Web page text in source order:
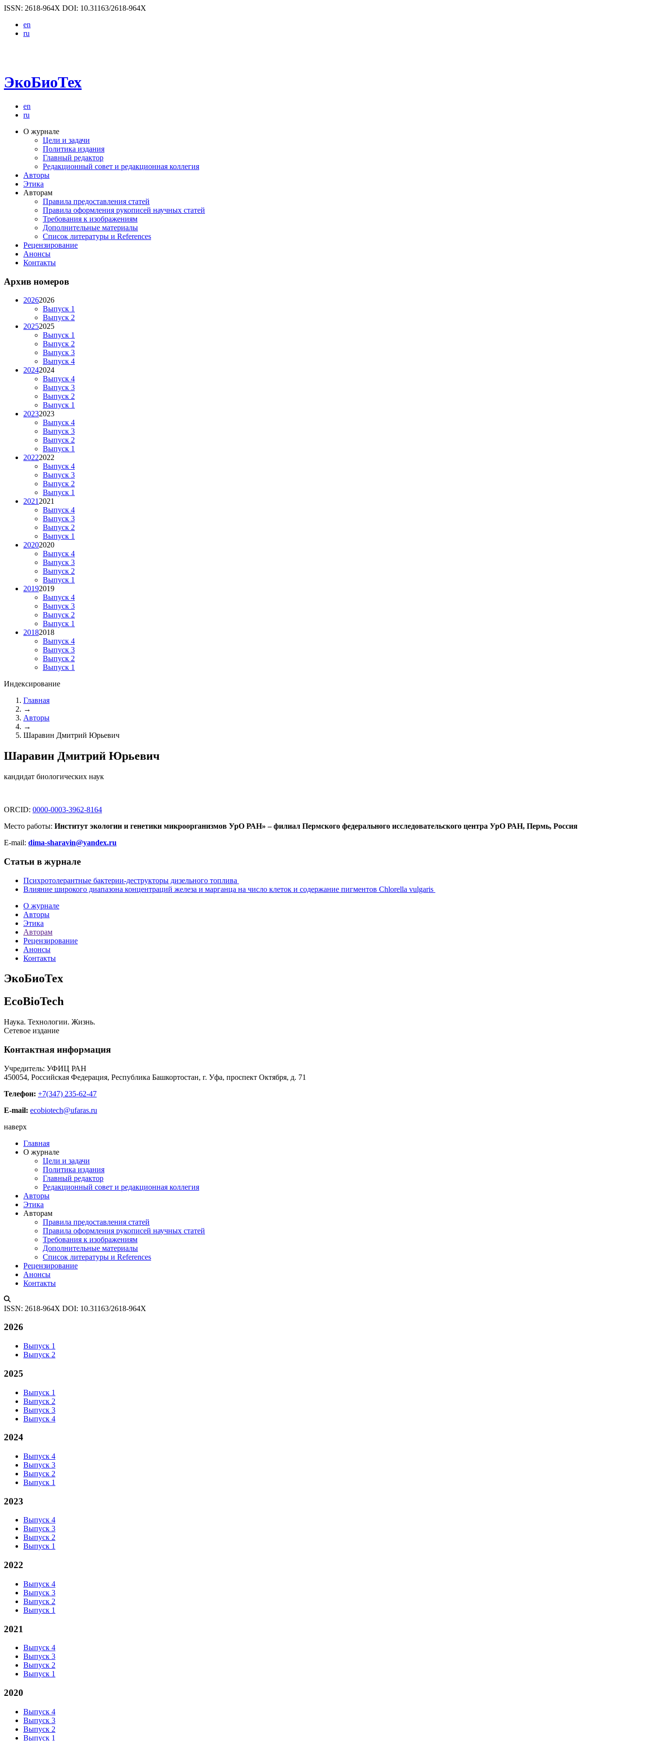
ISSN: 2618-964X DOI: 10.31163/2618-964X
en
ru
ЭкоБиоТех
en
ru
О журнале
Цели и задачи
Политика издания
Главный редактор
Редакционный совет и редакционная коллегия
Авторы
Этика
Авторам
Правила предоставления статей
Правила оформления рукописей научных статей
Требования к изображениям
Дополнительные материалы
Список литературы и References
Рецензирование
Анонсы
Контакты
Архив номеров
20262026
Выпуск 1
Выпуск 2
20252025
Выпуск 1
Выпуск 2
Выпуск 3
Выпуск 4
20242024
Выпуск 4
Выпуск 3
Выпуск 2
Выпуск 1
20232023
Выпуск 4
Выпуск 3
Выпуск 2
Выпуск 1
20222022
Выпуск 4
Выпуск 3
Выпуск 2
Выпуск 1
2021 2021
Выпуск 4
Выпуск 3
Выпуск 2
Выпуск 1
20202020
Выпуск 4
Выпуск 3
Выпуск 2
Выпуск 1
20192019
Выпуск 4
Выпуск 3
Выпуск 2
Выпуск 1
20182018
Выпуск 4
Выпуск 3
Выпуск 2
Выпуск 1
Индексирование
Главная
→
Авторы
→
Шаравин Дмитрий Юрьевич
Шаравин Дмитрий Юрьевич
кандидат биологических наук
ORCID: 0000-0003-3962-8164
Место работы: Институт экологии и генетики микроорганизмов УрО РАН» – филиал Пермского федерального исследовательского центра УрО РАН, Пермь, Россия
E-mail: dima-sharavin@yandex.ru
Статьи в журнале
Психротолерантные бактерии-деструкторы дизельного топлива
Влияние широкого диапазона концентраций железа и марганца на число клеток и содержание пигментов Chlorella vulgaris
О журнале
Авторы
Этика
Авторам
Рецензирование
Анонсы
Контакты
ЭкоБиоТех
EcoBioTech
Наука. Технологии. Жизнь.
Сетевое издание
Контактная информация
Учредитель: УФИЦ РАН
450054, Российская Федерация, Республика Башкортостан, г. Уфа, проспект Октября, д. 71
Телефон: +7(347) 235-62-47
E-mail: ecobiotech@ufaras.ru
наверх
Главная
О журнале
Цели и задачи
Политика издания
Главный редактор
Редакционный совет и редакционная коллегия
Авторы
Этика
Авторам
Правила предоставления статей
Правила оформления рукописей научных статей
Требования к изображениям
Дополнительные материалы
Список литературы и References
Рецензирование
Анонсы
Контакты
ISSN: 2618-964X DOI: 10.31163/2618-964X
2026
Выпуск 1
Выпуск 2
2025
Выпуск 1
Выпуск 2
Выпуск 3
Выпуск 4
2024
Выпуск 4
Выпуск 3
Выпуск 2
Выпуск 1
2023
Выпуск 4
Выпуск 3
Выпуск 2
Выпуск 1
2022
Выпуск 4
Выпуск 3
Выпуск 2
Выпуск 1
2021
Выпуск 4
Выпуск 3
Выпуск 2
Выпуск 1
2020
Выпуск 4
Выпуск 3
Выпуск 2
Выпуск 1